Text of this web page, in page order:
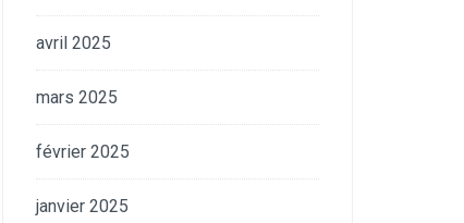
avril 2025
mars 2025
février 2025
janvier 2025